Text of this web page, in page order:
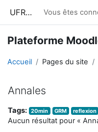
UFRIM²AG : Moodle Vous êtes
Plateforme
Accueil Pages du site
Annales
Tags: 20min GRM reflexion
Aucun résultat pour «